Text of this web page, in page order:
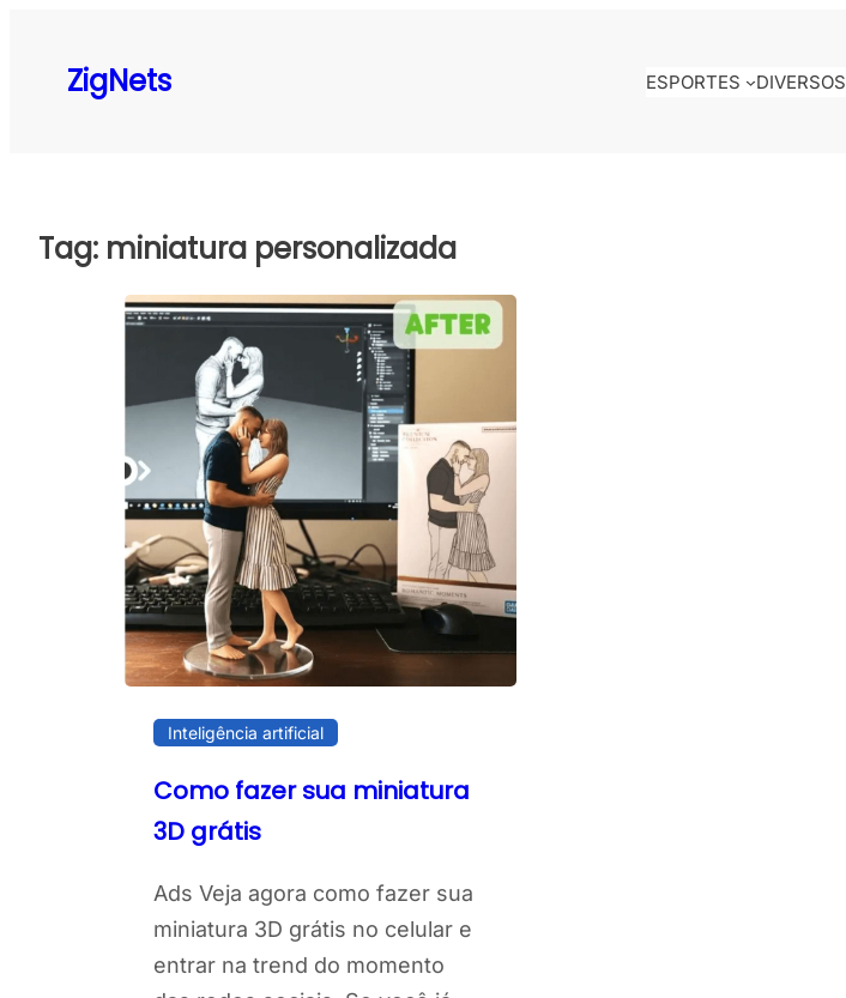
ZigNets ESPORTES DIVERSOS
Tag: miniatura personalizada
Inteligência artificial
Como fazer sua miniatura
3D grátis
Ads Veja agora como fazer sua
miniatura 3D grátis no celular e
entrar na trend do momento